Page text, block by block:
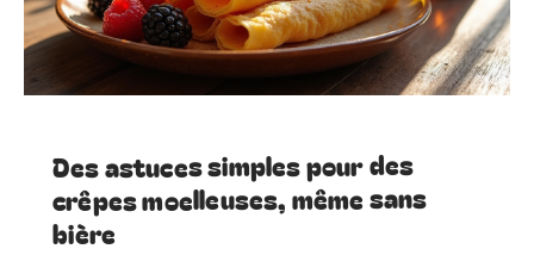
Des astuces simples pour des
crêpes moelleuses, même sans
bière